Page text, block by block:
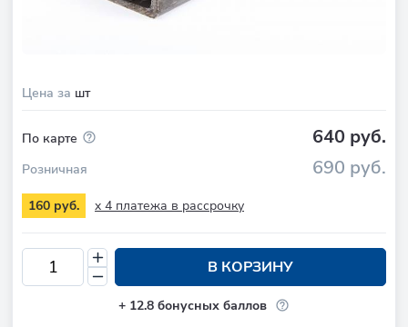
Цена за шт
По карте 640 руб.
Розничная 690 руб.
160 руб. x 4 платежа в рассрочку
В КОРЗИНУ
+ 12.8 бонусных баллов